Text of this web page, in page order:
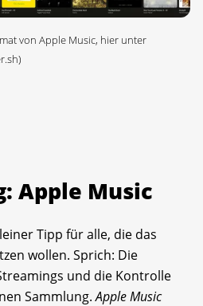
von Apple Music, hier unter
Apple Music
Tipp für alle, die das
wollen. Sprich: Die
und die Kontrolle
Sammlung.Apple Music